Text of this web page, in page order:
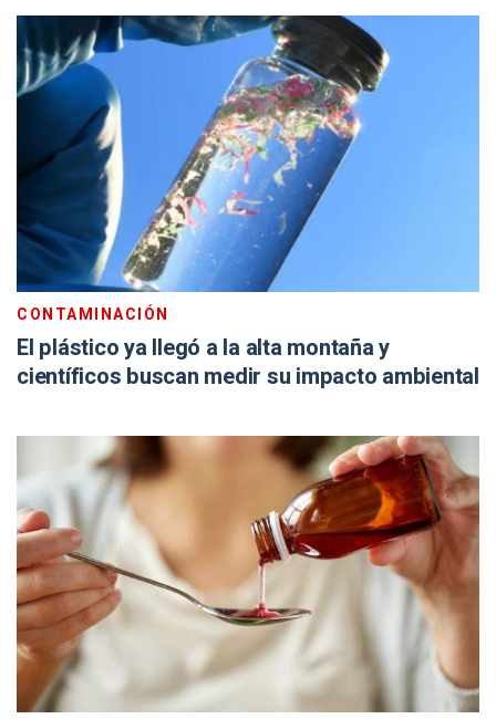
CONTAMINACIÓN
El plástico ya llegó a la alta montaña y
científicos buscan medir su impacto ambiental